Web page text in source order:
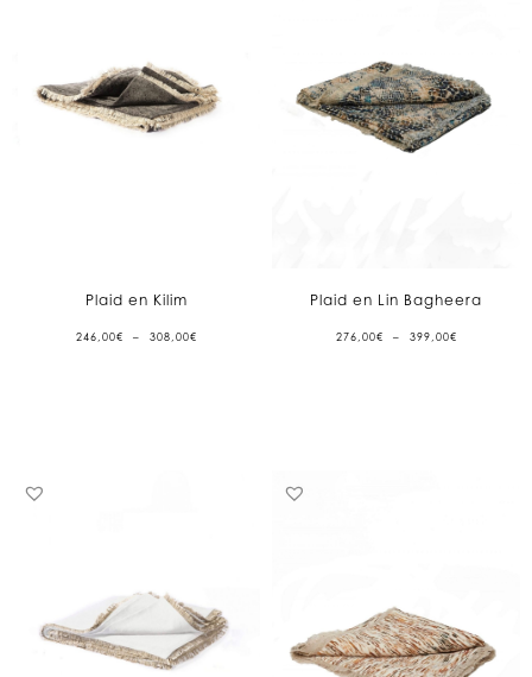
Plaid en Kilim
246,00€ – 308,00€PLAGE
DE
Plaid en Lin Bagheera
276,00€ – 399,00€PLAGE
DE